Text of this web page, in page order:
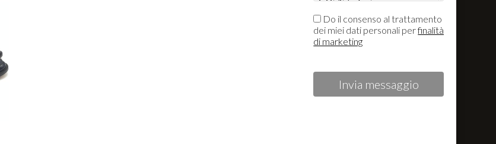
Do il consenso al trattamento
dei miei dati personali perfinalità
di marketing
Invia messaggio